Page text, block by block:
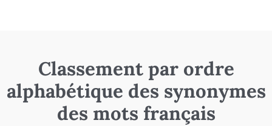
Classement par ordre
alphabétique des synonymes
des mots français